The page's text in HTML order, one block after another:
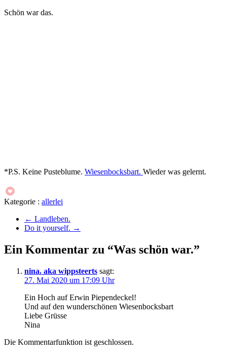
Schön war das.
*P.S. Keine Pusteblume. Wiesenbocksbart. Wieder was gelernt.
Kategorie : allerlei
← Landleben.
Do it yourself. →
Ein Kommentar zu “Was schön war.”
nina. aka wippsteerts sagt:
27. Mai 2020 um 17:09 Uhr
Ein Hoch auf Erwin Piependeckel!
Und auf den wunderschönen Wiesenbocksbart
Liebe Grüsse
Nina
Die Kommentarfunktion ist geschlossen.